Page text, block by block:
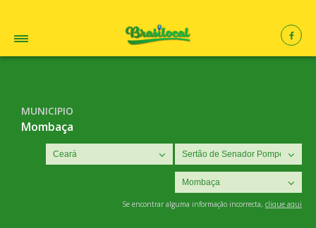
MUNICIPIO
Mombaça
Se encontrar alguma informação incorrecta, clique aqui